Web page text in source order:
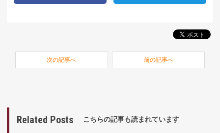
次の記事へ 前の記事へ
Related Posts こちらの記事も読まれています